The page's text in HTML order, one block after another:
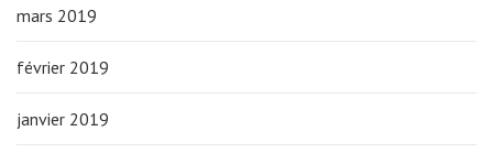
mars 2019
février 2019
janvier 2019